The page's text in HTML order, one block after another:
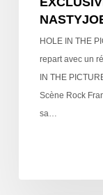
HOLE IN THE
repart avec un
IN THE
Scène Rock
sa…